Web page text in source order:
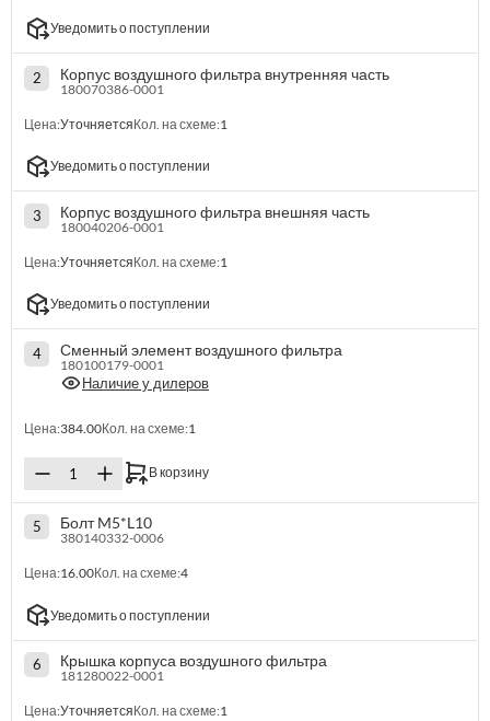
Уведомить о поступлении
2 Корпус воздушного фильтра внутренняя часть
180070386-0001
Цена:УточняетсяКол. на схеме:1
Уведомить о поступлении
3 Корпус воздушного фильтра внешняя часть
180040206-0001
Цена:УточняетсяКол. на схеме:1
Уведомить о поступлении
4 Сменный элемент воздушного фильтра
180100179-0001
Наличие у дилеров
Цена:384.00Кол. на схеме:1
В корзину
5 Болт M5*L10
380140332-0006
Цена:16.00Кол. на схеме:4
Уведомить о поступлении
6 Крышка корпуса воздушного фильтра
181280022-0001
Цена:УточняетсяКол. на схеме:1